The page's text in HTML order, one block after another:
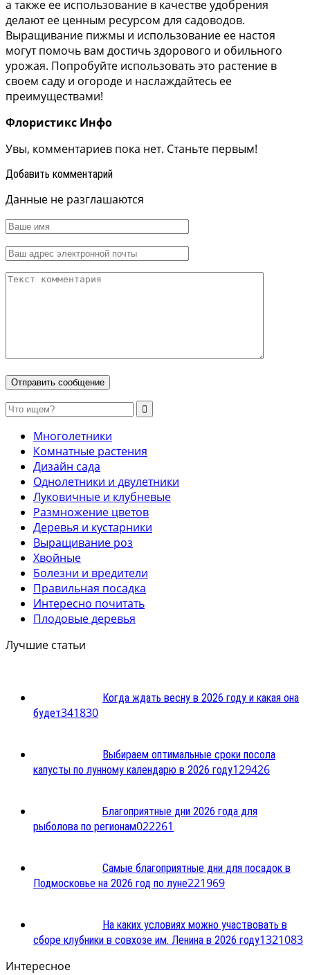
а также ее использование в качестве удобрения
делают ее ценным ресурсом для садоводов.
Выращивание пижмы и использование ее настоя
могут помочь вам достичь здорового и обильного
урожая. Попробуйте использовать это растение в
своем саду и огороде и наслаждайтесь ее
преимуществами!
Флористикс Инфо
Увы, комментариев пока нет. Станьте первым!
Добавить комментарий
Данные не разглашаются
Многолетники
Комнатные растения
Дизайн сада
Однолетники и двулетники
Луковичные и клубневые
Размножение цветов
Деревья и кустарники
Выращивание роз
Хвойные
Болезни и вредители
Правильная посадка
Интересно почитать
Плодовые деревья
Лучшие статьи
Когда ждать весну в 2026 году и какая она
будет341830
Выбираем оптимальные сроки посола
капусты по лунному календарю в 2026 году129426
Благоприятные дни 2026 года для
рыболова по регионам022261
Самые благоприятные дни для посадок в
Подмосковье на 2026 год по луне221969
На каких условиях можно участвовать в
сборе клубники в совхозе им. Ленина в 2026 году1321083
Интересное